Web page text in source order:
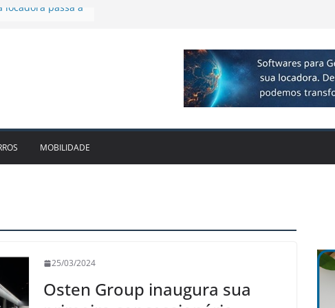
presença no
no 2T26 e
parceria para
MOBILIDADE
25/03/2024
Osten Group inaugura sua